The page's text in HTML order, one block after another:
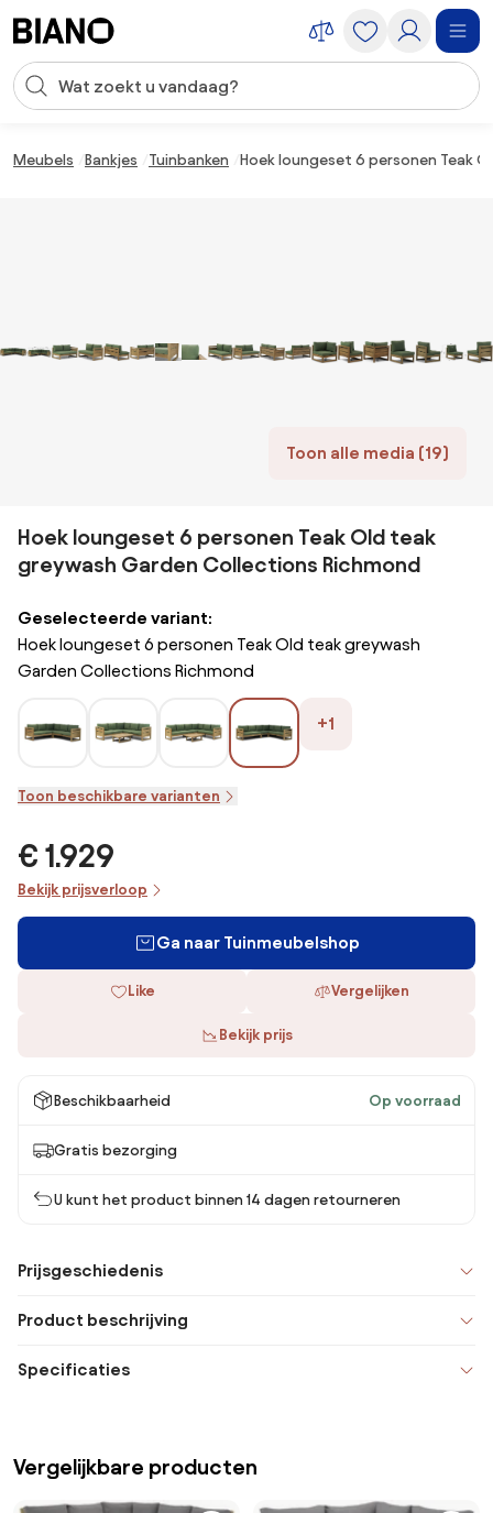
Zoekopdracht invoeren
Meubels Bankjes Tuinbanken Hoek loungeset 6 personen Teak
Toon alle media (19)
Hoek loungeset 6 personen Teak Old teak
greywash Garden Collections Richmond
Geselecteerde variant:
Hoek loungeset 6 personen Teak Old teak greywash
Garden Collections Richmond
+1
Toon beschikbare varianten
€ 1.929
Bekijk prijsverloop
Ga naar Tuinmeubelshop
Like Vergelijken
Bekijk prijs
Beschikbaarheid Op voorraad
Gratis bezorging
U kunt het product binnen 14 dagen retourneren
Prijsgeschiedenis
Product beschrijving
Specificaties
Vergelijkbare producten